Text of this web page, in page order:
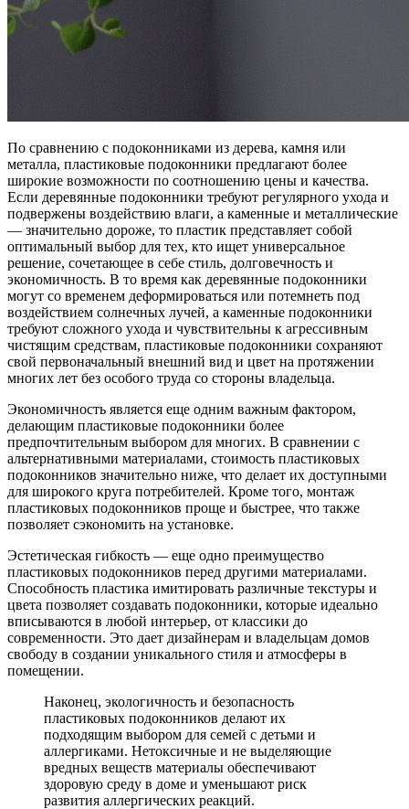
По сравнению с подоконниками из дерева, камня или
металла, пластиковые подоконники предлагают более
широкие возможности по соотношению цены и качества.
Если деревянные подоконники требуют регулярного ухода и
подвержены воздействию влаги, а каменные и металлические
— значительно дороже, то пластик представляет собой
оптимальный выбор для тех, кто ищет универсальное
решение, сочетающее в себе стиль, долговечность и
экономичность. В то время как деревянные подоконники
могут со временем деформироваться или потемнеть под
воздействием солнечных лучей, а каменные подоконники
требуют сложного ухода и чувствительны к агрессивным
чистящим средствам, пластиковые подоконники сохраняют
свой первоначальный внешний вид и цвет на протяжении
многих лет без особого труда со стороны владельца.
Экономичность является еще одним важным фактором,
делающим пластиковые подоконники более
предпочтительным выбором для многих. В сравнении с
альтернативными материалами, стоимость пластиковых
подоконников значительно ниже, что делает их доступными
для широкого круга потребителей. Кроме того, монтаж
пластиковых подоконников проще и быстрее, что также
позволяет сэкономить на установке.
Эстетическая гибкость — еще одно преимущество
пластиковых подоконников перед другими материалами.
Способность пластика имитировать различные текстуры и
цвета позволяет создавать подоконники, которые идеально
вписываются в любой интерьер, от классики до
современности. Это дает дизайнерам и владельцам домов
свободу в создании уникального стиля и атмосферы в
помещении.
Наконец, экологичность и безопасность
пластиковых подоконников делают их
подходящим выбором для семей с детьми и
аллергиками. Нетоксичные и не выделяющие
вредных веществ материалы обеспечивают
здоровую среду в доме и уменьшают риск
развития аллергических реакций.